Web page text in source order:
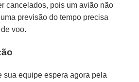
cancelados, pois um avião não
previsão do tempo precisa
voo.
sua equipe espera agora pela